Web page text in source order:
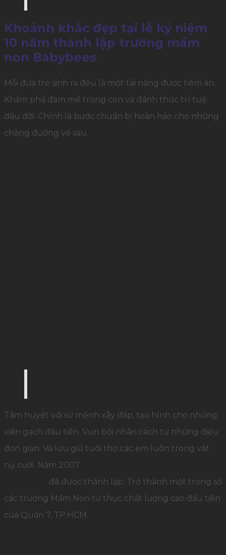
Khoảnh khắc đẹp tại lễ kỷ niệm
10 năm thành lập trường mầm
non Babybees
Mỗi đứa trẻ sinh ra đều là một tài năng được tiềm ẩn.
Khám phá đam mê trong con và đánh thức trí tuệ
đầu đời. Chính là bước chuẩn bị hoàn hảo cho những
chặng đường về sau.
Tâm huyết với sứ mệnh xây đắp, tạo hình cho những
viên gạch đầu tiên. Vun bồi nhân cách từ những điều
đơn giản. Và lưu giữ tuổi thơ các em luôn trong vắt
nụ cười. Năm 2007
đã được thành lập. Trở thành một trong số
các trường Mầm Non tư thục chất lượng cao đầu tiên
của Quận 7, TP.HCM.